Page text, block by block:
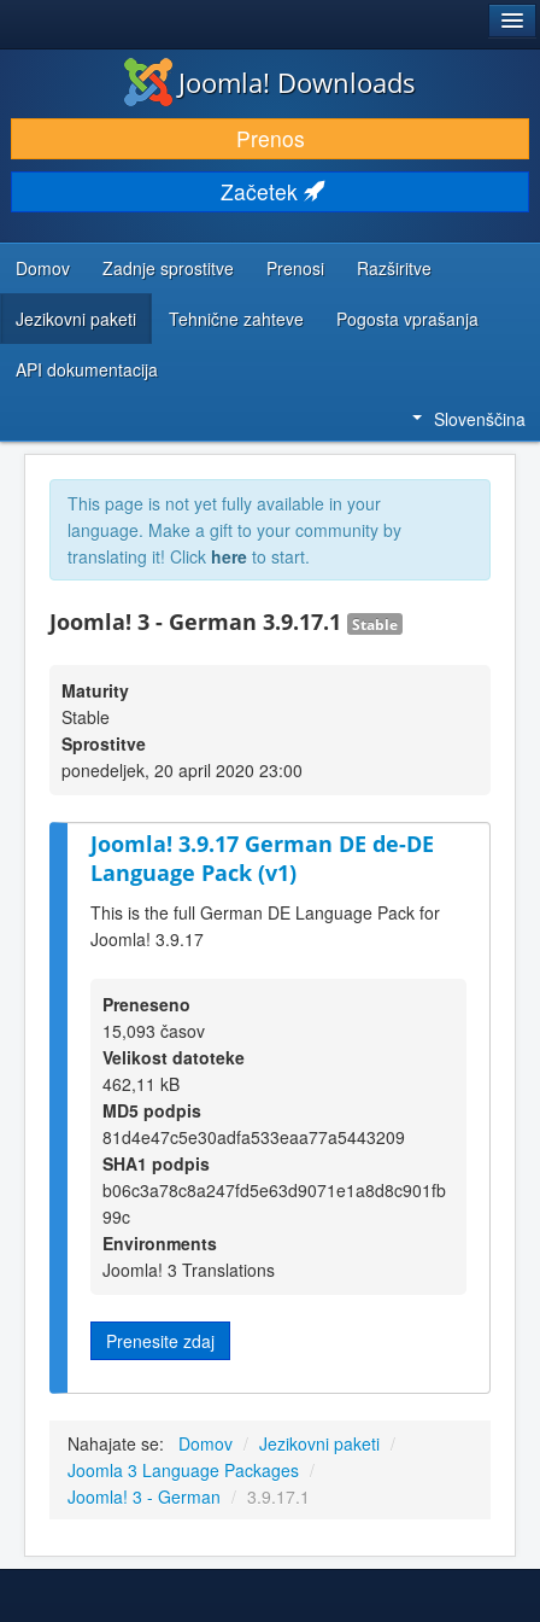
PRENESI IN RAZŠIRI
ODKRIJTE & IZVEJTE
SKUPNOST IN PODPORA
VIRI ZA RAZVIJALCE
Joomla! Downloads
Prenos
Začetek
Domov Zadnje sprostitve Prenosi Razširitve
Jezikovni paketi Tehnične zahteve Pogosta vprašanja
API dokumentacija
Slovenščina
This page is not yet fully available in your
language. Make a gift to your community by
translating it! Click here to start.
Joomla! 3 - German 3.9.17.1 Stable
Maturity
Stable
Sprostitve
ponedeljek, 20 april 2020 23:00
Joomla! 3.9.17 German DE de-DE
Language Pack (v1)
This is the full German DE Language Pack for
Joomla! 3.9.17
Preneseno
15,093 časov
Velikost datoteke
462,11 kB
MD5 podpis
81d4e47c5e30adfa533eaa77a5443209
SHA1 podpis
b06c3a78c8a247fd5e63d9071e1a8d8c901fb
99c
Environments
Joomla! 3 Translations
Prenesite zdaj
Nahajate se: Domov / Jezikovni paketi /
Joomla 3 Language Packages /
Joomla! 3 - German / 3.9.17.1